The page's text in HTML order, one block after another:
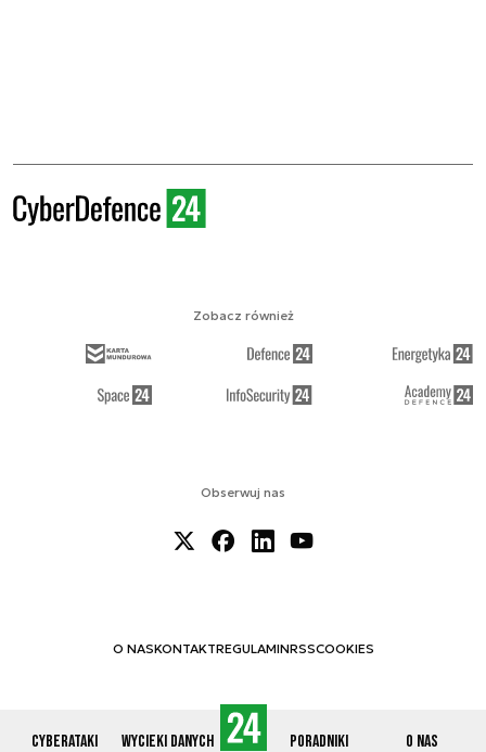
Cyberataki Wycieki danych Poradniki O nas
Obserwuj nas
O NASKONTAKTREGULAMINRSSCOOKIES
Zobacz również
© 2012-2026 CYBERDEFENCE24